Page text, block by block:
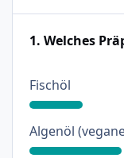
1. Welches
Fischöl: 18%
Algenöl